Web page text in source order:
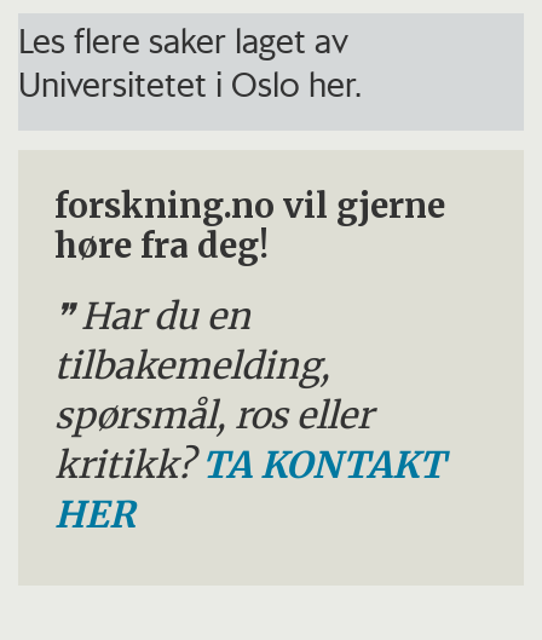
Les flere saker laget av
Universitetet i Oslo her.
forskning.no vil gjerne
høre fra deg!
Har du en
tilbakemelding,
spørsmål, ros eller
kritikk?TA KONTAKT
HER